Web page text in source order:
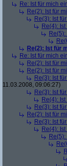
Re: Ist für mich
Re(2): Ist für
Re(3): Ist
Re(4):
Re(2): Ist für
Re: Ist für mich
Re(2): Ist für
Re(2): Ist für
Re(3): Ist
11.03.2008, 09:06:27)
Re(3): Ist
Re(4):
Re(3): Ist
Re(2): Ist für
Re(3): Ist
Re(4):